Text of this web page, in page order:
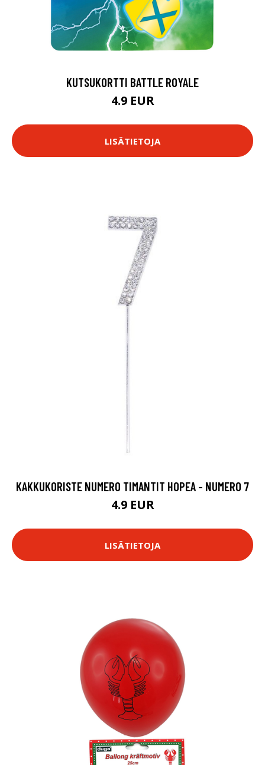
KUTSUKORTTI BATTLE ROYALE
4.9 EUR
LISÄTIETOJA
KAKKUKORISTE NUMERO TIMANTIT HOPEA - NUMERO 7
4.9 EUR
LISÄTIETOJA